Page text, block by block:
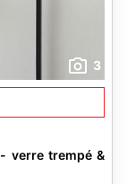
3
verre trempé &